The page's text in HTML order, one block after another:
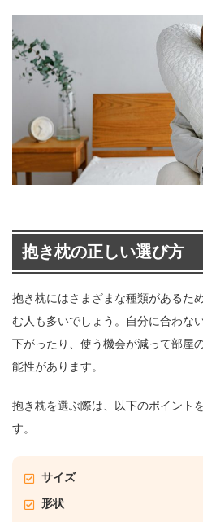
抱き枕の正しい選び方
抱き枕にはさまざまな種類があるた
む人も多いでしょう。自分に合わな
下がったり、使う機会が減って部屋
能性があります。
抱き枕を選ぶ際は、以下のポイント
す。
サイズ
形状